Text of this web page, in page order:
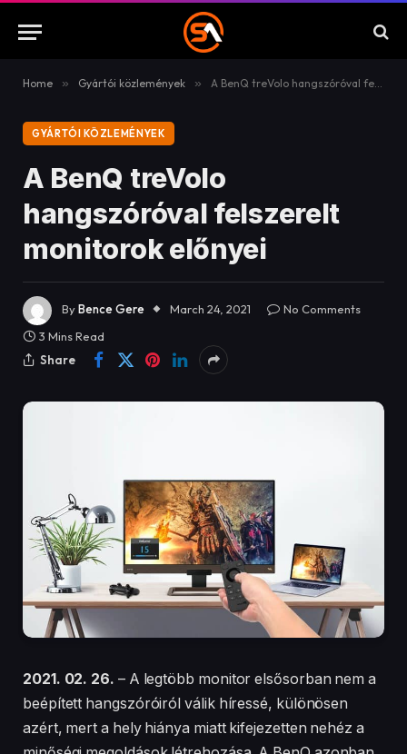
Home » Gyártói közlemények » A BenQ treVolo hangszóróval felszerelt monitorok előnyei
GYÁRTÓI KÖZLEMÉNYEK
A BenQ treVolo
hangszóróval felszerelt
monitorok előnyei
ByBence Gere March 24, 2021
No Comments
3 Mins Read
Share
2021. 02. 26. – A legtöbb monitor elsősorban nem a
beépített hangszóróiról válik híressé, különösen
azért, mert a hely hiánya miatt kifejezetten nehéz a